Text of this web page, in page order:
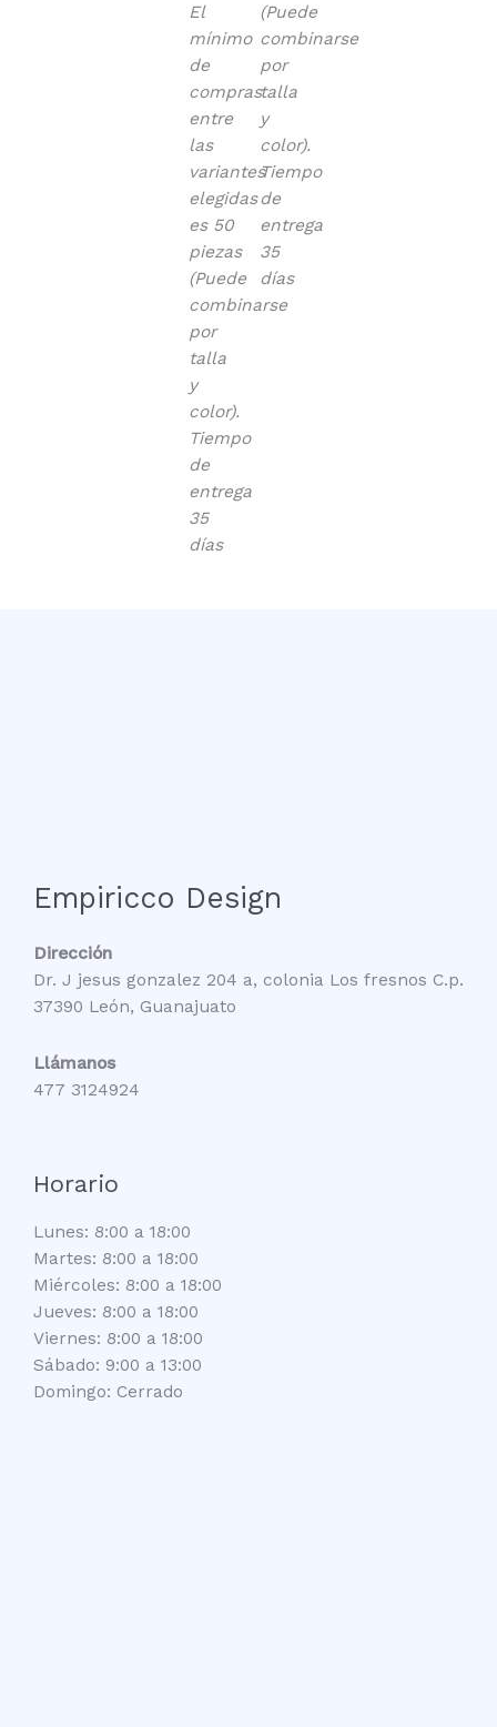
El
mínimo
de
compras
entre
las
variantes
elegidas
es 50
piezas
(Puede
combinarse
por
talla
y
color).
Tiempo
de
entrega
35
días
(Puede
combinarse
por
talla
y
color).
Tiempo
de
entrega
35
días
Empiricco Design
Dirección
Dr. J jesus gonzalez 204 a, colonia Los fresnos C.p.
37390 León, Guanajuato
Llámanos
477 3124924
Horario
Lunes: 8:00 a 18:00
Martes: 8:00 a 18:00
Miércoles: 8:00 a 18:00
Jueves: 8:00 a 18:00
Viernes: 8:00 a 18:00
Sábado: 9:00 a 13:00
Domingo: Cerrado